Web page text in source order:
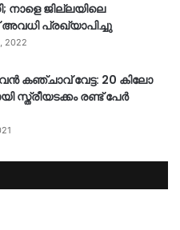
ജില്ലയിലെ
പ്രഖ്യാപിച്ചു
2022
കഞ്ചാവ് വേട്ട: 20 കിലോ
സ്ത്രീയടക്കം രണ്ട് പേർ